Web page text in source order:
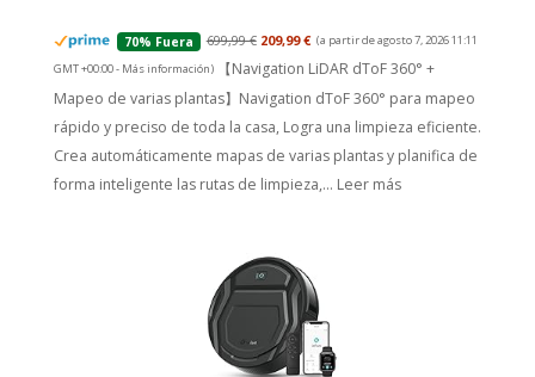
70% Fuera 699,99 € 209,99 € (a partir de agosto 7, 2026 11:11
GMT +00:00 - Más información)
【Navigation LiDAR dToF 360° +
Mapeo de varias plantas】Navigation dToF 360° para mapeo
rápido y preciso de toda la casa, Logra una limpieza eficiente.
Crea automáticamente mapas de varias plantas y planifica de
forma inteligente las rutas de limpieza,... Leer más